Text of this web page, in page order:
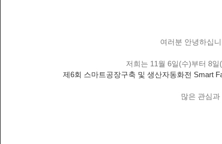
여러분 안녕하십
저희는 11월 6일(수)부터 8
제6회 스마트공장구축 및 생산자동화전 Smart
많은 관심